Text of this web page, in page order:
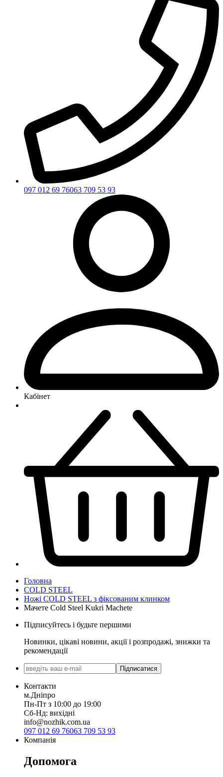
097 012 69 76063 709 53 93
Кабінет
Головна
COLD STEEL
Ножі COLD STEEL з фіксованим клинком
Мачете Cold Steel Kukri Machete
Підписуйтесь і будьте першими
Новинки, цікаві новини, акції і розпродажі, знижки та
рекомендації
Підписатися
Контакти
м.Дніпро
Пн-Пт з 10:00 до 19:00
Сб-Нд: вихідні
info@nozhik.com.ua
097 012 69 76063 709 53 93
Компанія
Допомога